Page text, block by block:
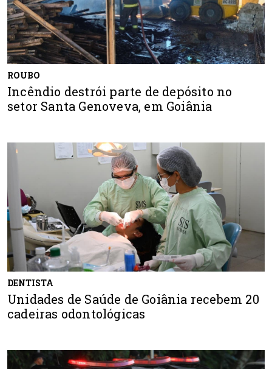
ROUBO
Incêndio destrói parte de depósito no
setor Santa Genoveva, em Goiânia
DENTISTA
Unidades de Saúde de Goiânia recebem 20
cadeiras odontológicas